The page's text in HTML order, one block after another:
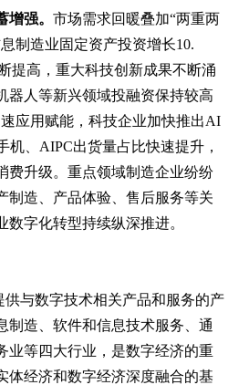
增强。 市场需求回暖叠加“两重两
制造业固定资产投资增长10.
提高，重大科技创新成果不断涌
器人等新兴领域投融资保持较高
应用赋能，科技企业加快推出AI
机、AIPC出货量占比快速提升，
费升级。重点领域制造企业纷纷
制造、产品体验、售后服务等关
字化转型持续纵深推进。
供与数字技术相关产品和服务的产
制造、软件和信息技术服务、通
业等四大行业，是数字经济的重
体经济和数字经济深度融合的基